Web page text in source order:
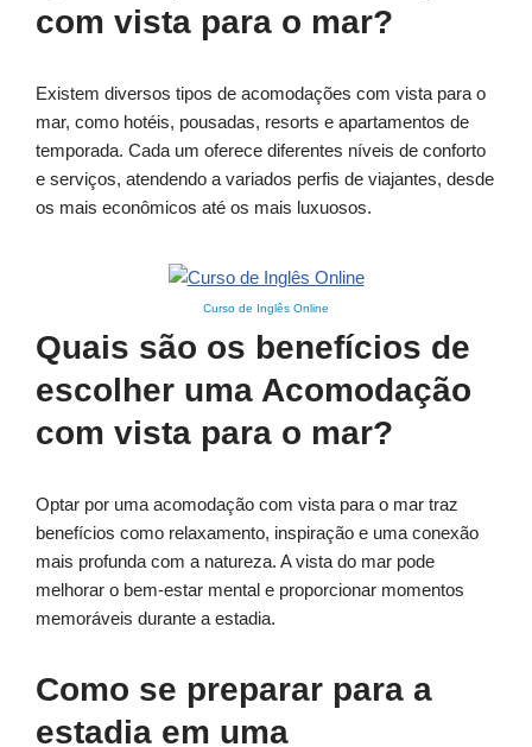
com vista para o mar?
Existem diversos tipos de acomodações com vista para o
mar, como hotéis, pousadas, resorts e apartamentos de
temporada. Cada um oferece diferentes níveis de conforto
e serviços, atendendo a variados perfis de viajantes, desde
os mais econômicos até os mais luxuosos.
Curso de Inglês Online
Quais são os benefícios de
escolher uma Acomodação
com vista para o mar?
Optar por uma acomodação com vista para o mar traz
benefícios como relaxamento, inspiração e uma conexão
mais profunda com a natureza. A vista do mar pode
melhorar o bem-estar mental e proporcionar momentos
memoráveis durante a estadia.
Como se preparar para a
estadia em uma